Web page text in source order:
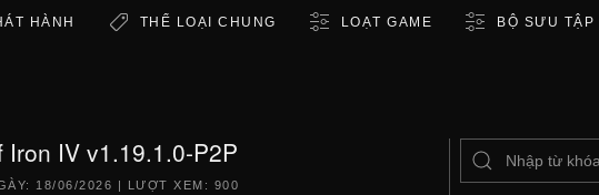
HÀNH THỂ LOẠI CHUNG LOẠT GAME BỘ SƯU TẬP
Iron IV v1.19.1.0-P2P
18/06/2026 | LƯỢT XEM: 900